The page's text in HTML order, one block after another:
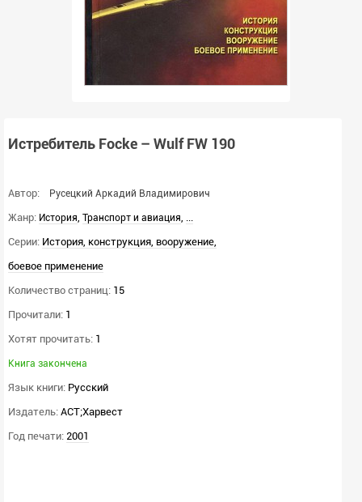
Истребитель Focke – Wulf FW 190
Автор: Русецкий Аркадий Владимирович
Жанр: История, Транспорт и авиация, ...
Серии: История, конструкция, вооружение,
боевое применение
Количество страниц: 15
Прочитали: 1
Хотят прочитать: 1
Книга закончена
Язык книги: Русский
Издатель: АСТ;Харвест
Год печати: 2001